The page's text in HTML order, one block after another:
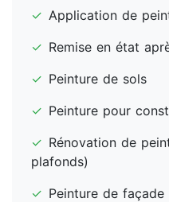
✓ Application de
✓ Remise en état
✓ Peinture de sols
✓ Peinture pour
✓ Rénovation de
plafonds)
✓ Peinture de façade